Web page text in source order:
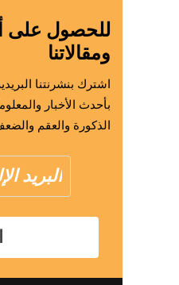
للحصول على
ومقالاتنا
اشترك بنشرنتنا
بأحدث الأخبار
الذكورة والعقم